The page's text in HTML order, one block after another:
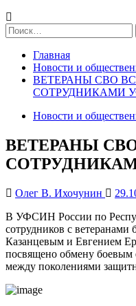
Найти:
Главная
Новости и
ВЕТЕРАНЫ СВО
СОТРУДНИКАМИ
Новости и
ВЕТЕРАНЫ
Олег В. Ихочунин
В УФСИН России по
сотрудников с
Казанцевым и Евгением
посвящено обмену боевым
между поколениями